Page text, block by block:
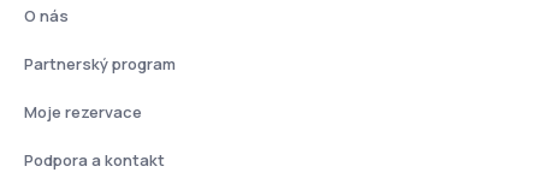
O nás
Partnerský program
Moje rezervace
Podpora a kontakt